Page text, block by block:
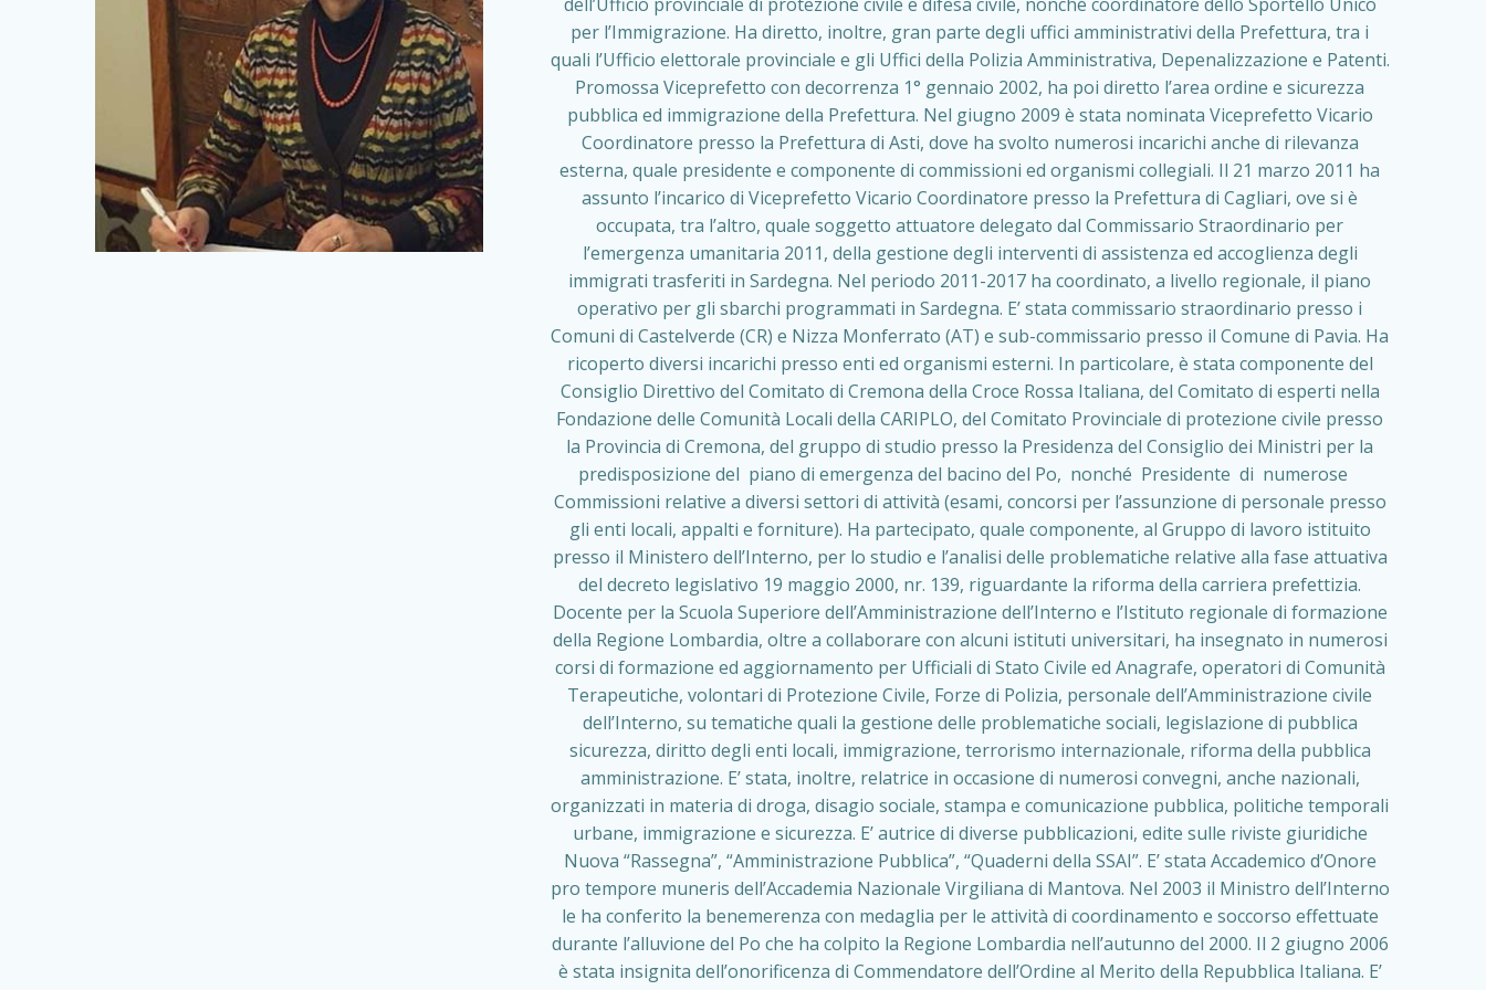
per l’Immigrazione. Ha diretto, inoltre, gran parte degli uffici amministrativi della Prefettura, tra i
quali l’Ufficio elettorale provinciale e gli Uffici della Polizia Amministrativa, Depenalizzazione e Patenti.
Promossa Viceprefetto con decorrenza 1° gennaio 2002, ha poi diretto l’area ordine e sicurezza
pubblica ed immigrazione della Prefettura. Nel giugno 2009 è stata nominata Viceprefetto Vicario
Coordinatore presso la Prefettura di Asti, dove ha svolto numerosi incarichi anche di rilevanza
esterna, quale presidente e componente di commissioni ed organismi collegiali. Il 21 marzo 2011 ha
assunto l’incarico di Viceprefetto Vicario Coordinatore presso la Prefettura di Cagliari, ove si è
occupata, tra l’altro, quale soggetto attuatore delegato dal Commissario Straordinario per
l’emergenza umanitaria 2011, della gestione degli interventi di assistenza ed accoglienza degli
immigrati trasferiti in Sardegna. Nel periodo 2011-2017 ha coordinato, a livello regionale, il piano
operativo per gli sbarchi programmati in Sardegna. E’ stata commissario straordinario presso i
Comuni di Castelverde (CR) e Nizza Monferrato (AT) e sub-commissario presso il Comune di Pavia. Ha
ricoperto diversi incarichi presso enti ed organismi esterni. In particolare, è stata componente del
Consiglio Direttivo del Comitato di Cremona della Croce Rossa Italiana, del Comitato di esperti nella
Fondazione delle Comunità Locali della CARIPLO, del Comitato Provinciale di protezione civile presso
la Provincia di Cremona, del gruppo di studio presso la Presidenza del Consiglio dei Ministri per la
predisposizione del piano di emergenza del bacino del Po, nonché Presidente di numerose
Commissioni relative a diversi settori di attività (esami, concorsi per l’assunzione di personale presso
gli enti locali, appalti e forniture). Ha partecipato, quale componente, al Gruppo di lavoro istituito
presso il Ministero dell’Interno, per lo studio e l’analisi delle problematiche relative alla fase attuativa
del decreto legislativo 19 maggio 2000, nr. 139, riguardante la riforma della carriera prefettizia.
Docente per la Scuola Superiore dell’Amministrazione dell’Interno e l’Istituto regionale di formazione
della Regione Lombardia, oltre a collaborare con alcuni istituti universitari, ha insegnato in numerosi
corsi di formazione ed aggiornamento per Ufficiali di Stato Civile ed Anagrafe, operatori di Comunità
Terapeutiche, volontari di Protezione Civile, Forze di Polizia, personale dell’Amministrazione civile
dell’Interno, su tematiche quali la gestione delle problematiche sociali, legislazione di pubblica
sicurezza, diritto degli enti locali, immigrazione, terrorismo internazionale, riforma della pubblica
amministrazione. E’ stata, inoltre, relatrice in occasione di numerosi convegni, anche nazionali,
organizzati in materia di droga, disagio sociale, stampa e comunicazione pubblica, politiche temporali
urbane, immigrazione e sicurezza. E’ autrice di diverse pubblicazioni, edite sulle riviste giuridiche
Nuova “Rassegna”, “Amministrazione Pubblica”, “Quaderni della SSAI”. E’ stata Accademico d’Onore
pro tempore muneris dell’Accademia Nazionale Virgiliana di Mantova. Nel 2003 il Ministro dell’Interno
le ha conferito la benemerenza con medaglia per le attività di coordinamento e soccorso effettuate
durante l’alluvione del Po che ha colpito la Regione Lombardia nell’autunno del 2000. Il 2 giugno 2006
è stata insignita dell’onorificenza di Commendatore dell’Ordine al Merito della Repubblica Italiana. E’